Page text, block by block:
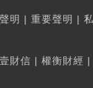
明 | 重要聲明 |
壹財信 | 權衡財經 |